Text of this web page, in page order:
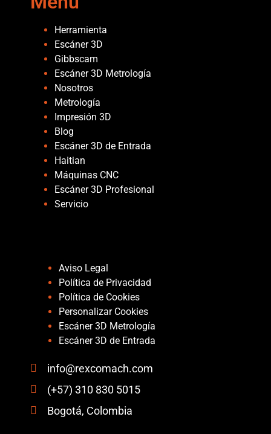
Herramienta
Escáner 3D
Gibbscam
Escáner 3D Metrología
Nosotros
Metrología
Impresión 3D
Blog
Escáner 3D de Entrada
Haitian
Máquinas CNC
Escáner 3D Profesional
Servicio
Aviso Legal
Política de Privacidad
Política de Cookies
Personalizar Cookies
Escáner 3D Metrología
Escáner 3D de Entrada
info@rexcomach.com
(+57) 310 830 5015
Bogotá, Colombia